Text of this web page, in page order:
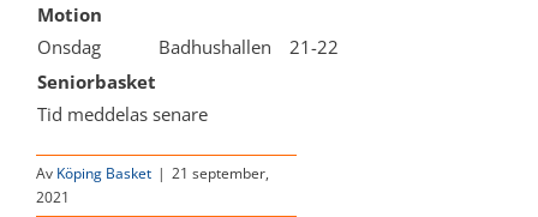
Motion
Onsdag
Badhushallen
21-22
Seniorbasket
Tid meddelas senare
Av Köping Basket | 21 september,
2021